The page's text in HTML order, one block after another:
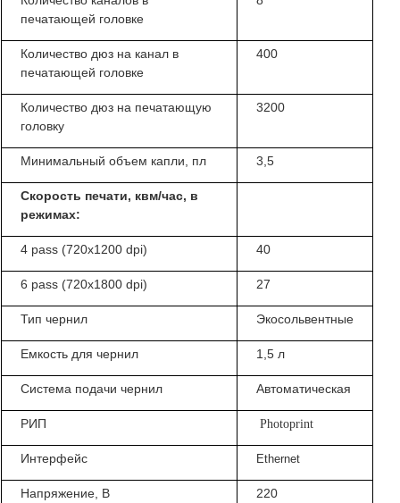
печатающей головке
Количество дюз на канал в
печатающей головке
400
Количество дюз на печатающую
головку
3200
Минимальный объем капли, пл 3,5
Скорость печати, квм/час, в
режимах:
4 pass (720x1200 dpi) 40
6 pass (720x1800 dpi) 27
Тип чернил Экосольвентные
Емкость для чернил 1,5 л
Система подачи чернил Автоматическая
РИП Photoprint
Интерфейс Ethernet
Напряжение, В 220